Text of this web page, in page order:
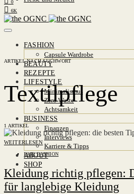
0
6K
FASHION
Capsule Wardrobe
BEAUTY
REZEPTE
LIFESTYLE
Minimalismus
Zero Waste
Achtsamkeit
BUSINESS
Finanzen
Interviews
Karriere & Tipps
ABOUT
SHOP
ARTIKEL NACH SUCHWORT
Textilpflege
1 ARTIKEL
WEITERLESEN
FAIR FASHION
Kleidung richtig pflegen:
für langlebige Kleidung